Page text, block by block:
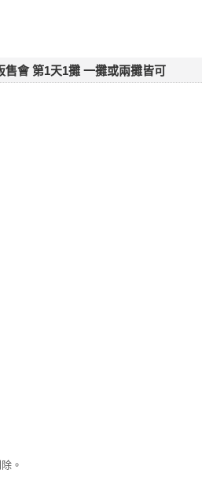
會 第1天1攤 一攤或兩攤皆可
。